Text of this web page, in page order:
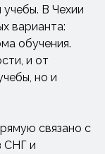
В Чехии
варианта:
обучения.
и от
но и
связано с
СНГ и